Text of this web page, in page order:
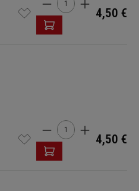
4,50 €
Produkt Anzahl:
4,50 €